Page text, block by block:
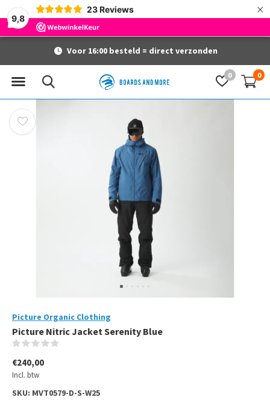
9,8
23 Reviews ×
0 0
Voor 16:00 besteld = direct verzonden
Picture Organic Clothing
Picture Nitric Jacket Serenity Blue
€240,00
Incl. btw
SKU: MVT0579-D-S-W25